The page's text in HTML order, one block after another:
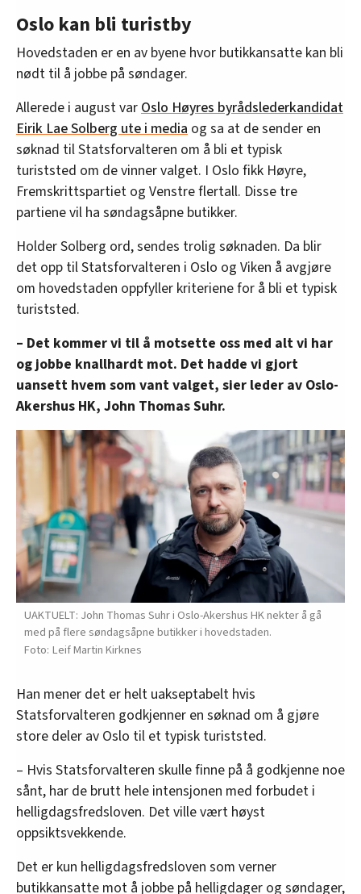
Oslo kan bli turistby
Hovedstaden er en av byene hvor butikkansatte kan bli
nødt til å jobbe på søndager.
Allerede i august varOslo Høyres byrådslederkandidat
Eirik Lae Solberg ute i media og sa at de sender en
søknad til Statsforvalteren om å bli et typisk
turiststed om de vinner valget. I Oslo fikk Høyre,
Fremskrittspartiet og Venstre flertall. Disse tre
partiene vil ha søndagsåpne butikker.
Holder Solberg ord, sendes trolig søknaden. Da blir
det opp til Statsforvalteren i Oslo og Viken å avgjøre
om hovedstaden oppfyller kriteriene for å bli et typisk
turiststed.
– Det kommer vi til å motsette oss med alt vi har
og jobbe knallhardt mot. Det hadde vi gjort
uansett hvem som vant valget, sier leder av Oslo-
Akershus HK, John Thomas Suhr.
UAKTUELT: John Thomas Suhr i Oslo-Akershus HK nekter å gå
med på flere søndagsåpne butikker i hovedstaden.
Leif Martin Kirknes
Han mener det er helt uakseptabelt hvis
Statsforvalteren godkjenner en søknad om å gjøre
store deler av Oslo til et typisk turiststed.
– Hvis Statsforvalteren skulle finne på å godkjenne noe
sånt, har de brutt hele intensjonen med forbudet i
helligdagsfredsloven. Det ville vært høyst
oppsiktsvekkende.
Det er kun helligdagsfredsloven som verner
butikkansatte mot å jobbe på helligdager og søndager,